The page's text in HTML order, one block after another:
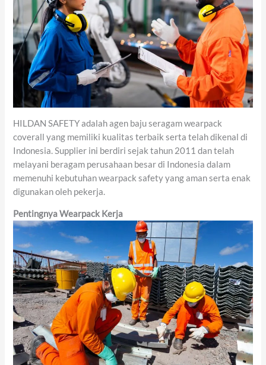
HILDAN SAFETY adalah agen baju seragam wearpack
coverall yang memiliki kualitas terbaik serta telah dikenal di
Indonesia. Supplier ini berdiri sejak tahun 2011 dan telah
melayani beragam perusahaan besar di Indonesia dalam
memenuhi kebutuhan wearpack safety yang aman serta enak
digunakan oleh pekerja.
Pentingnya Wearpack Kerja